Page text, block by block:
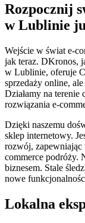
Rozpocznij
w Lublinie
Wejście w świat e-
jak teraz. DKronos,
w Lublinie, oferuje
sprzedaży online,
Działamy na terenie
rozwiązania e-
Dzięki naszemu
sklep internetowy.
rozwój,
commerce podróży.
biznesem. Stale
nowe
Lokalna